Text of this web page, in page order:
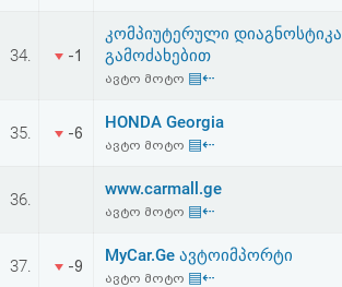
34. -1
კომპიუტერული დიაგნოსტიკა
გამოძახებით
ავტო მოტო ▤⇠
35. -6
HONDA Georgia
ავტო მოტო ▤⇠
36.
www.carmall.ge
ავტო მოტო ▤⇠
37. -9
MyCar.Ge ავტოიმპორტი
ავტო მოტო ▤⇠